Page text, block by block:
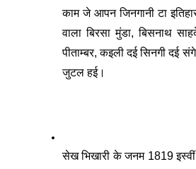
काम जे आपन जिनगानी टा
वाला बिरसा मुंडा, बिसनाथ
पीताम्बर, कइली दई सिनगी दई
जुटल हई।
सेख भिखारी के जनम 1819